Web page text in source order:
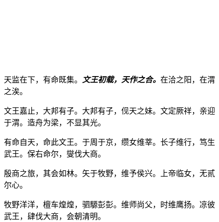
天监在下，有命既集。 文王初载，天作之合。 在洽之阳，在渭
之涘。
文王嘉止，大邦有子。大邦有子，伣天之妹。文定厥祥，亲迎
于渭。造舟为梁，不显其光。
有命自天，命此文王。于周于京，缵女维莘。长子维行，笃生
武王。保右命尔，燮伐大商。
殷商之旅，其会如林。矢于牧野，维予侯兴。上帝临女，无贰
尔心。
牧野洋洋，檀车煌煌，驷騵彭彭。维师尚父，时维鹰扬。凉彼
武王，肆伐大商，会朝清明。